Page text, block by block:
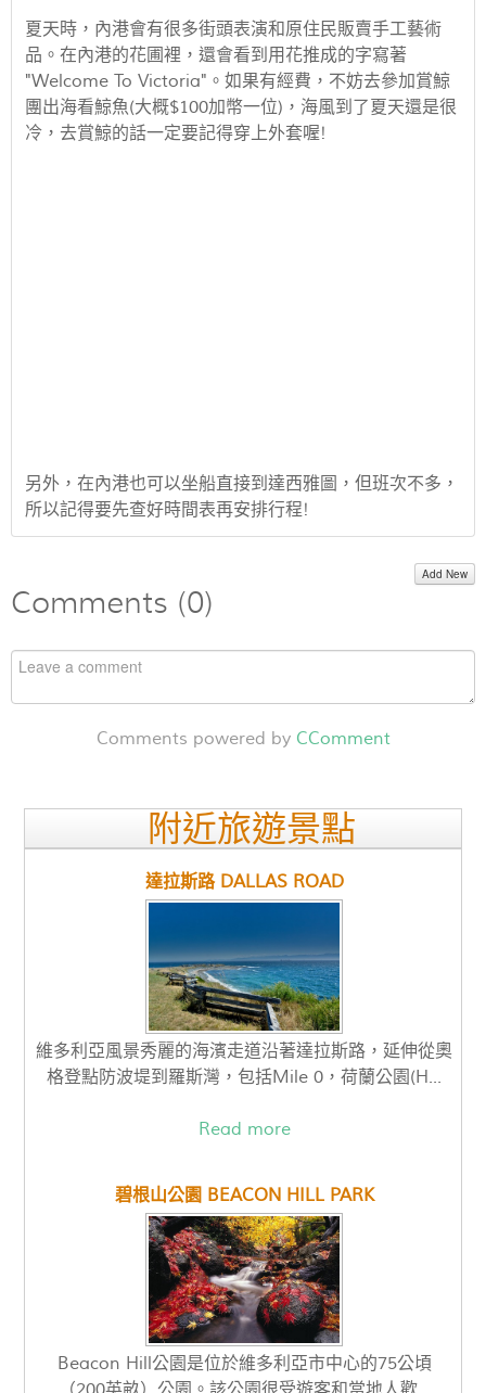
夏天時，內港會有很多街頭表演和原住民販賣手工藝術
品。在內港的花圃裡，還會看到用花推成的字寫著
"Welcome To Victoria"。如果有經費，不妨去參加賞鯨
團出海看鯨魚(大概$100加幣一位)，海風到了夏天還是很
冷，去賞鯨的話一定要記得穿上外套喔!
另外，在內港也可以坐船直接到達西雅圖，但班次不多，
所以記得要先查好時間表再安排行程!
Comments (0)
Add New
Comments powered by CComment
附近旅遊景點
達拉斯路 DALLAS ROAD
維多利亞風景秀麗的海濱走道沿著達拉斯路，延伸從奧
格登點防波堤到羅斯灣，包括Mile 0，荷蘭公園(H...
Read more
碧根山公園 BEACON HILL PARK
Beacon Hill公園是位於維多利亞市中心的75公頃